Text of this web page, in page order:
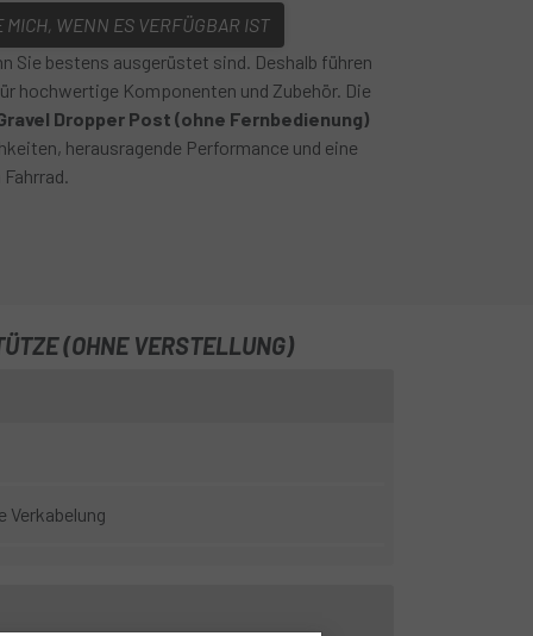
MICH, WENN ES VERFÜGBAR IST
Sie bestens ausgerüstet sind. Deshalb führen
hochwertige Komponenten und Zubehör. Die
Dropper Post (ohne Fernbedienung)
herausragende Performance und eine
(OHNE VERSTELLUNG)
Verkabelung